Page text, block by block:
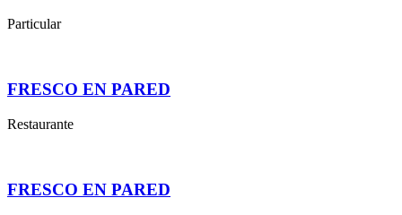
Particular
FRESCO EN PARED
Restaurante
FRESCO EN PARED